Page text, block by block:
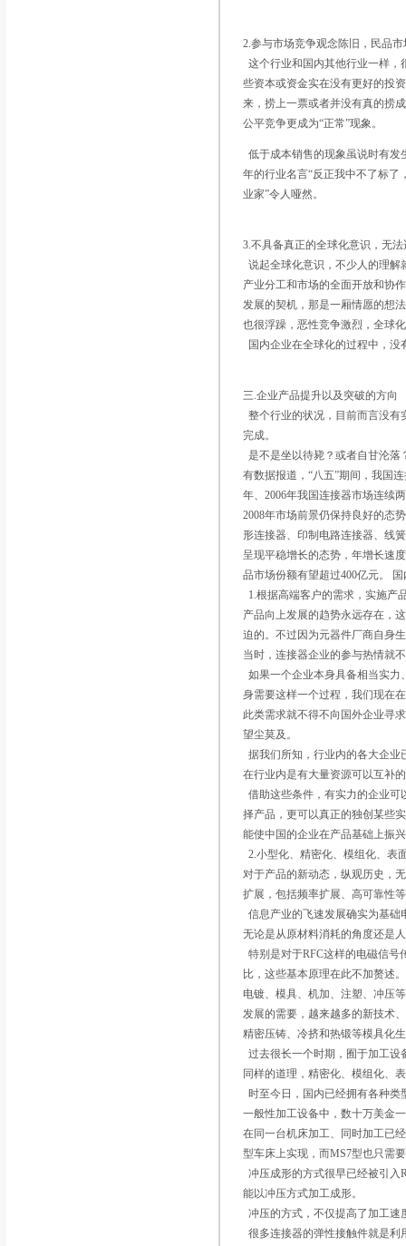
2.参与市场竞争观念陈旧，民品
这个行业和国内其他行业一样
些资本或资金实在没有更好的投
来，捞上一票或者并没有真的捞
公平竞争更成为“正常”现象。
低于成本销售的现象虽说时有
年的行业名言“反正我中不了标
业家”令人哑然。
3.不具备真正的全球化意识，无
说起全球化意识，不少人的理
产业分工和市场的全面开放和协
发展的契机，那是一厢情愿的想
也很浮躁，恶性竞争激烈，全球
国内企业在全球化的过程中，
三.企业产品提升以及突破的方向
整个行业的状况，目前而言没
完成。
是不是坐以待毙？或者自甘沦
有数据报道，“八五”期间，我国
年、2006年我国连接器市场连续
2008年市场前景仍保持良好的态
形连接器、印制电路连接器、线
呈现平稳增长的态势，年增长速
品市场份额有望超过400亿元。
1.根据高端客户的需求，实施产
产品向上发展的趋势永远存在，
迫的。不过因为元器件厂商自身
当时，连接器企业的参与热情就
如果一个企业本身具备相当实
身需要这样一个过程，我们现在
此类需求就不得不向国外企业寻
望尘莫及。
据我们所知，行业内的各大企
在行业内是有大量资源可以互补
借助这些条件，有实力的企业
择产品，更可以真正的独创某些
能使中国的企业在产品基础上振
2.小型化、精密化、模组化、表
对于产品的新动态，纵观历史，
扩展，包括频率扩展、高可靠性
信息产业的飞速发展确实为基础
无论是从原材料消耗的角度还是
特别是对于RFC这样的电磁信号
比，这些基本原理在此不加赘述。
电镀、模具、机加、注塑、冲压
发展的需要，越来越多的新技术
精密压铸、冷挤和热锻等模具化
过去很长一个时期，囿于加工
同样的道理，精密化、模组化、
时至今日，国内已经拥有各种
一般性加工设备中，数十万美金
在同一台机床加工、同时加工已
型车床上实现，而MS7型也只需
冲压成形的方式很早已经被引入
能以冲压方式加工成形。
冲压的方式，不仅提高了加工
很多连接器的弹性接触件就是